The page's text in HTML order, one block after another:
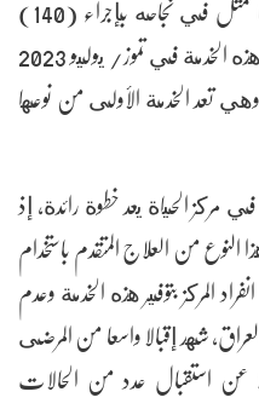
عملية قسطرة عين للأطفال منذ انطلاق هذه الخدمة في تموز/ يوليو 2023
نهاية آب/ اغسطس 2025، وهي تعد الخدمة الأولى من نوعها
مركز الحياة يعد خطوة رائدة، إذ
النوع من العلاج المتقدم باستخدام
المركز بتوفير هذه الخدمة وعدم
شهد إقبالا واسعا من المرضى
عن استقبال عدد من الحالات